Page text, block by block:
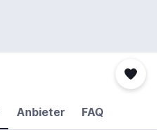
Anbieter FAQ